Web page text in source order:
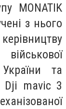
MONATIK
з нього
та
Dji mavic 3